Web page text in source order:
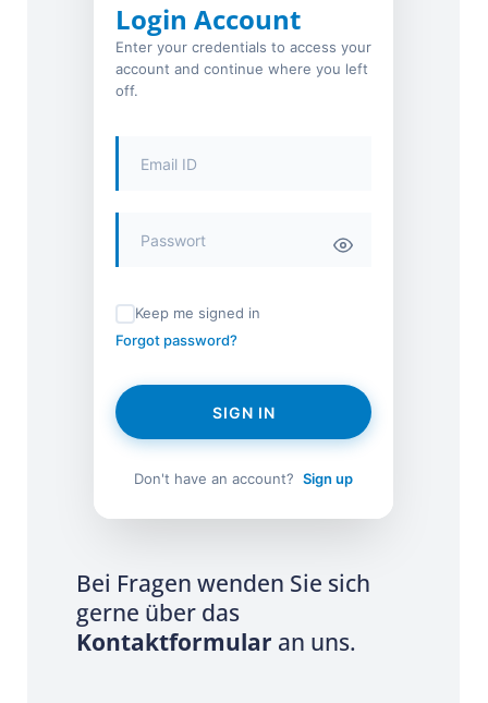
Login Account
Enter your credentials to access your
account and continue where you left
off.
Keep me signed in
Forgot password?
SIGN IN
Don't have an account? Sign up
Bei Fragen wenden Sie sich
gerne über das
Kontaktformular an uns.